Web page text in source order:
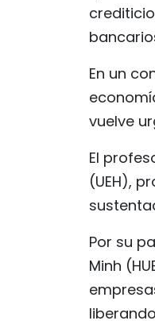
En un
vuelve
El
(UEH),
Por su
Minh